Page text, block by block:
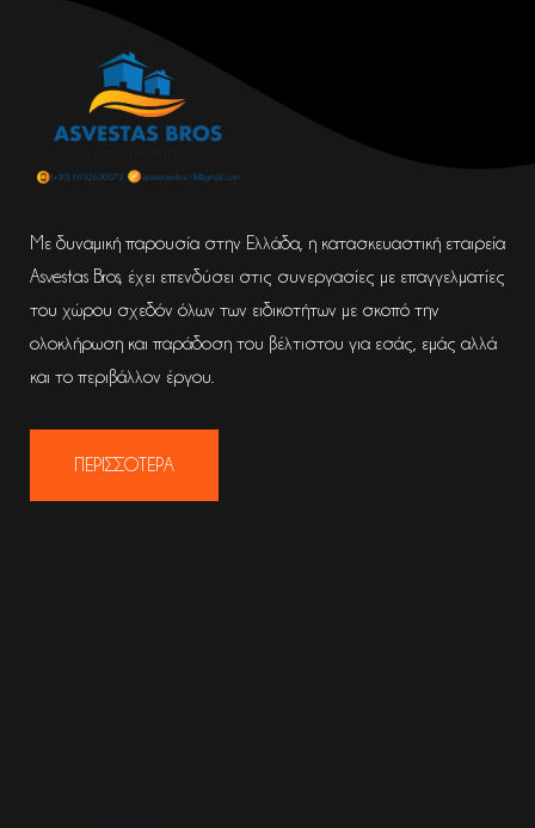
Με δυναμική παρουσία στην Ελλάδα, η κατασκευαστική εταιρεία
Asvestas Bros, έχει επενδύσει στις συνεργασίες με επαγγελματίες
του χώρου σχεδόν όλων των ειδικοτήτων με σκοπό την
ολοκλήρωση και παράδοση του βέλτιστου για εσάς, εμάς αλλά
και το περιβάλλον έργου.
ΠΕΡΙΣΣΟΤΕΡΑ